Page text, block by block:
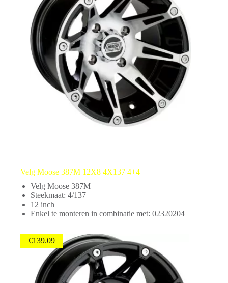
Velg Moose 387M 12X8 4X137 4+4
Velg Moose 387M
Steekmaat: 4/137
12 inch
Enkel te monteren in combinatie met: 02320204
€139.09